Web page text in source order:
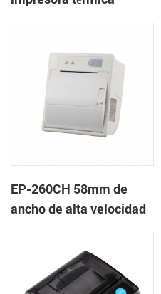
EP-260CH 58mm de
ancho de alta velocidad
impresora térmica con
auto-cortador